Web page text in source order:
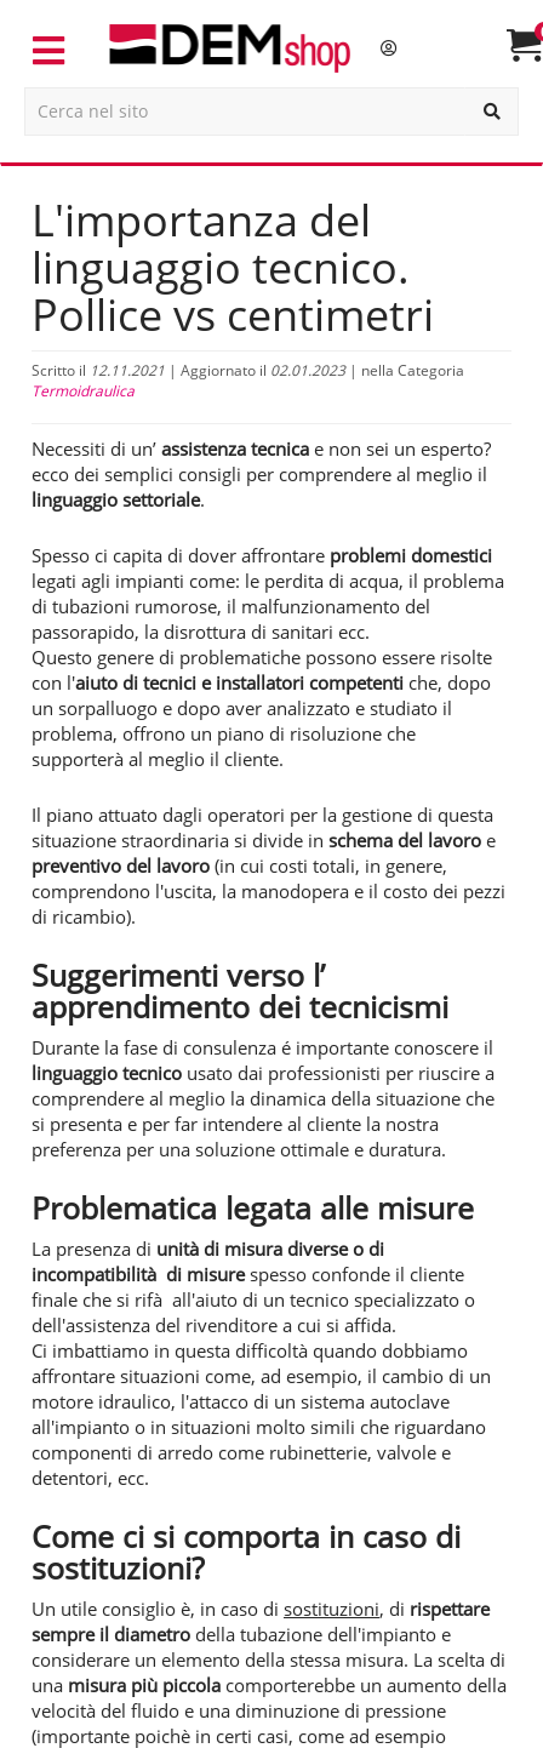
L'importanza del
linguaggio tecnico.
Pollice vs centimetri
Scritto il 12.11.2021 | Aggiornato il 02.01.2023| nella Categoria
Termoidraulica
Necessiti di un’ assistenza tecnica e non sei un esperto?
ecco dei semplici consigli per comprendere al meglio il
linguaggio settoriale.
Spesso ci capita di dover affrontare problemi domestici
legati agli impianti come: le perdita di acqua, il problema
di tubazioni rumorose, il malfunzionamento del
passorapido, la disrottura di sanitari ecc.
Questo genere di problematiche possono essere risolte
con l'aiuto di tecnici e installatori competenti che, dopo
un sorpalluogo e dopo aver analizzato e studiato il
problema, offrono un piano di risoluzione che
supporterà al meglio il cliente.
Il piano attuato dagli operatori per la gestione di questa
situazione straordinaria si divide in schema del lavoro e
preventivo del lavoro (in cui costi totali, in genere,
comprendono l'uscita, la manodopera e il costo dei pezzi
di ricambio).
Suggerimenti verso l’
apprendimento dei tecnicismi
Durante la fase di consulenza é importante conoscere il
linguaggio tecnico usato dai professionisti per riuscire a
comprendere al meglio la dinamica della situazione che
si presenta e per far intendere al cliente la nostra
preferenza per una soluzione ottimale e duratura.
Problematica legata alle misure
La presenza di unità di misura diverse o di
incompatibilità di misure spesso confonde il cliente
finale che si rifà all'aiuto di un tecnico specializzato o
dell'assistenza del rivenditore a cui si affida.
Ci imbattiamo in questa difficoltà quando dobbiamo
affrontare situazioni come, ad esempio, il cambio di un
motore idraulico, l'attacco di un sistema autoclave
all'impianto o in situazioni molto simili che riguardano
componenti di arredo come rubinetterie, valvole e
detentori, ecc.
Come ci si comporta in caso di
sostituzioni?
Un utile consiglio è, in caso di sostituzioni, di rispettare
sempre il diametro della tubazione dell'impianto e
considerare un elemento della stessa misura. La scelta di
una misura più piccola comporterebbe un aumento della
velocità del fluido e una diminuzione di pressione
(importante poichè in certi casi, come ad esempio